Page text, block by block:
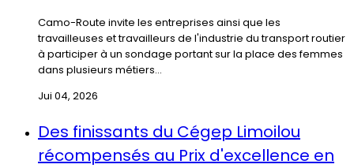
Camo-Route invite les entreprises ainsi que les
travailleuses et travailleurs de l'industrie du transport routier
à participer à un sondage portant sur la place des femmes
dans plusieurs métiers...
Jui 04, 2026
Des finissants du Cégep Limoilou
récompensés au Prix d'excellence en